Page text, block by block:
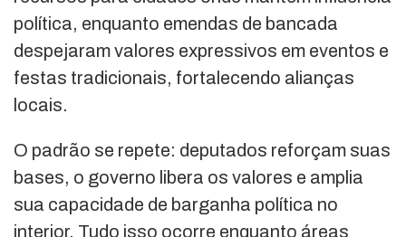
política, enquanto emendas de bancada
despejaram valores expressivos em eventos e
festas tradicionais, fortalecendo alianças
locais.
O padrão se repete: deputados reforçam suas
bases, o governo libera os valores e amplia
sua capacidade de barganha política no
interior. Tudo isso ocorre enquanto áreas